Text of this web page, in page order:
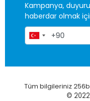
Kampanya,
haberdar olmak
Tüm bilgileriniz
© 2022